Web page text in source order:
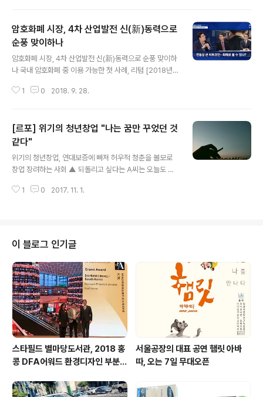
을 보였던 것도 사실이다. 이러한 국내의 사정에 따라서 다
수의 블록체인 업체들이 국내 시장을 키우기보다는 일본과
싱가포르, 중국 등 프리 ICO 합법화 결정이 난 타 국가로
근거지를 옮겨야 하는 것은 아니냐는 움직임을 보였던 것
또한 실제로 일어난 일이다. 그럼에도 불구하고 하반기에
들어서면서 블록체인 업계는 다시 한번 국내에서 커다란
암호화폐 시장, 4차 산업발전 신(新)동력으로
순풍 맞이하나
암호화폐 시장, 4차 산업발전 신(新)동력으로 순풍 맞이하
나 국내 암호화폐 중 이용 가능한 첫 사례, 리텀 [2018년
의 폭발적인 발전은 이미 ‘제4차 산업혁명’이라는 이름 아
지 오래되었고, 초등학생은 학교에서 코딩을 배우며, 어른
들은 웨어러블 기기로 개인의 건강을 챙기기 시작했다. 또
한 3D프린터 기술을 이용한 의학기술의 발전도 급속화 되
고 있다. 최근에는 화폐에 대한 부분에서도 전례 없는 혁신
인 기술에 대한 발전 및 성장이 전 세계적으로 일어나고 있
1 0 2018. 9. 28.
[르포] 위기의 청년창업 "나는 꿈만 꾸었던 것
같다"
위기의 청년창업, 연대보증에 빠져 허우적 청춘을 볼모로
창업 장려하는 사회 ▲ 되돌리고 싶다는 A씨는 오늘도 희
성공을 꿈꿨지만 정신 차려보니 부도난 법인 대표 재기를
불합격 통보 앞에서 좌절하고 매스컴은 연일 청탁 비리 보
도가 끊이지 않고 있다. 그야말로 노력을 하지 않아서가 아
니다. 어학에 각종 자격증으로 중무장을 한들 기업의 문턱
을 넘기에는 역부족이다. 극적인 시나리오를 만들거나 그
게 아니면 혈연, 학연, 지연 그리고 각종 청탁이 뒷받침되지
않으면 평범한 청년이 취업..
1 0 2017. 11. 1.
이 블로그 인기글
스타필드 별마당도서관, 2018 홍
콩 DFA어워드 환경디자인 부분
서울공장의 대표 공연 햄릿 아바
따, 오는 7일 무대오픈